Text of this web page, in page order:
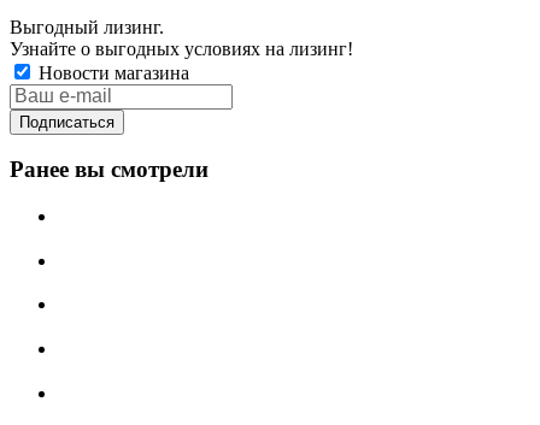
Выгодный лизинг.
Узнайте о выгодных условиях на лизинг!
Новости магазина
Ранее вы смотрели